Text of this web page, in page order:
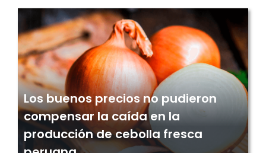
Los buenos precios no pudieron
compensar la caída en la
producción de cebolla fresca